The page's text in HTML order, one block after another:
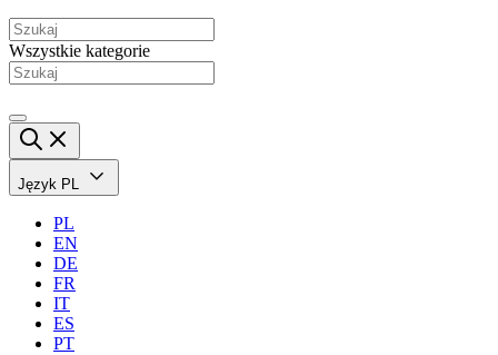
Wszystkie kategorie
Język PL
PL
EN
DE
FR
IT
ES
PT